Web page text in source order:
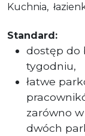
Kuchnia,
Standard:
dostęp do
tygodniu,
łatwe
zarówno
dwóch